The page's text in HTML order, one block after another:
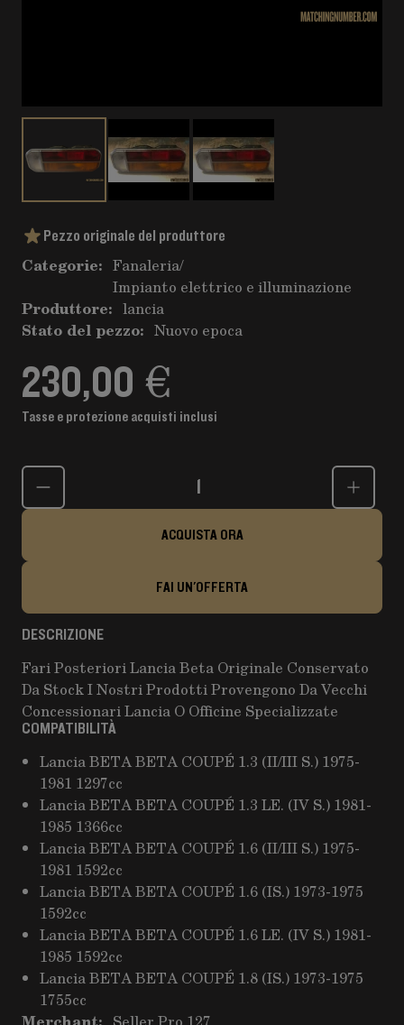
Pezzo originale del produttore
Categorie: Fanaleria/
Impianto elettrico e illuminazione
Produttore: lancia
Stato del pezzo: Nuovo epoca
230,00 €
Tasse e protezione acquisti inclusi
Quantità
ACQUISTA ORA
FAI UN'OFFERTA
DESCRIZIONE
Fari Posteriori Lancia Beta Originale Conservato
Da Stock I Nostri Prodotti Provengono Da Vecchi
Concessionari Lancia O Officine Specializzate
COMPATIBILITÀ
Lancia BETA BETA COUPÉ 1.3 (II/III S.) 1975-
1981 1297cc
Lancia BETA BETA COUPÉ 1.3 LE. (IV S.) 1981-
1985 1366cc
Lancia BETA BETA COUPÉ 1.6 (II/III S.) 1975-
1981 1592cc
Lancia BETA BETA COUPÉ 1.6 (IS.) 1973-1975
1592cc
Lancia BETA BETA COUPÉ 1.6 LE. (IV S.) 1981-
1985 1592cc
Lancia BETA BETA COUPÉ 1.8 (IS.) 1973-1975
1755cc